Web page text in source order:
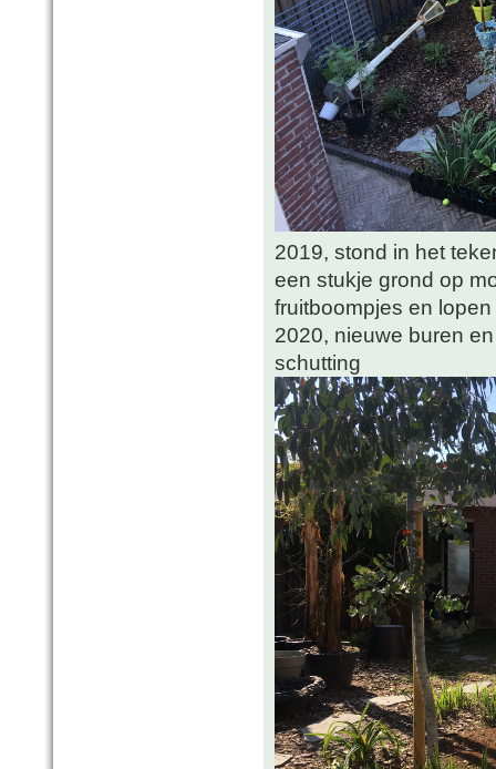
2019, stond in het
een stukje grond op
fruitboompjes en
2020, nieuwe buren
schutting